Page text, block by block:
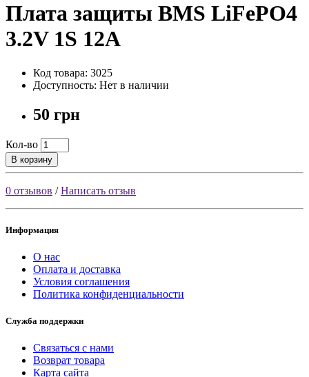
Плата защиты BMS LiFePO4
3.2V 1S 12A
Код товара: 3025
Доступность: Нет в наличии
50 грн
Кол-во
В корзину
0 отзывов /Написать отзыв
Информация
О нас
Оплата и доставка
Условия соглашения
Политика конфиденциальности
Служба поддержки
Связаться с нами
Возврат товара
Карта сайта